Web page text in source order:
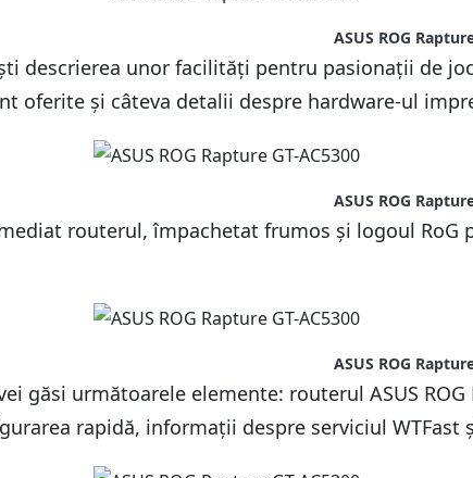
ASUS ROG
descrierea unor facilități pentru pasionații de
oferite și câteva detalii despre hardware-ul
ASUS ROG
routerul, împachetat frumos și logoul
ASUS ROG
găsi următoarele elemente: routerul ASUS
rapidă, informații despre serviciul WTFast